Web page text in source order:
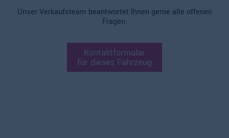
Unser Verkaufsteam beantwortet Ihnen gerne alle offenen
Fragen.
Kontaktformular
für dieses Fahrzeug